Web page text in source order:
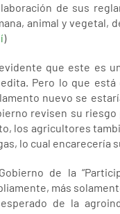
de sus
animal y vegetal,
)
que este es
Pero lo que
nuevo se
revisen su
los agricultores
lo cual encarecería
de la
más
de la